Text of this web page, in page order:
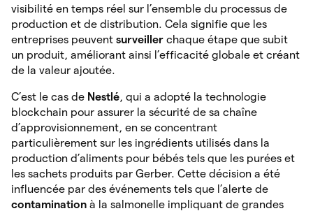
visibilité en temps réel sur l’ensemble du processus de
production et de distribution. Cela signifie que les
entreprises peuvent surveiller chaque étape que subit
un produit, améliorant ainsi l’efficacité globale et créant
de la valeur ajoutée.
C’est le cas de Nestlé, qui a adopté la technologie
blockchain pour assurer la sécurité de sa chaîne
d’approvisionnement, en se concentrant
particulièrement sur les ingrédients utilisés dans la
production d’aliments pour bébés tels que les purées et
les sachets produits par Gerber. Cette décision a été
influencée par des événements tels que l’alerte de
contamination à la salmonelle impliquant de grandes